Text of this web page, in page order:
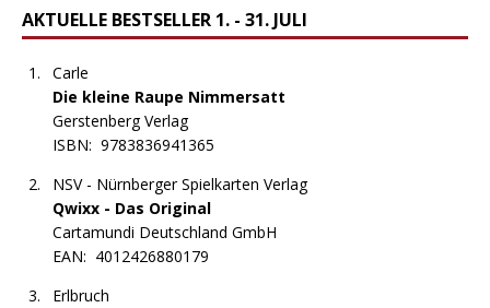
AKTUELLE BESTSELLER 1. - 31. JULI
Carle
Die kleine Raupe Nimmersatt
Gerstenberg Verlag
ISBN: 9783836941365
NSV - Nürnberger Spielkarten Verlag
Qwixx - Das Original
Cartamundi Deutschland GmbH
EAN: 4012426880179
Erlbruch